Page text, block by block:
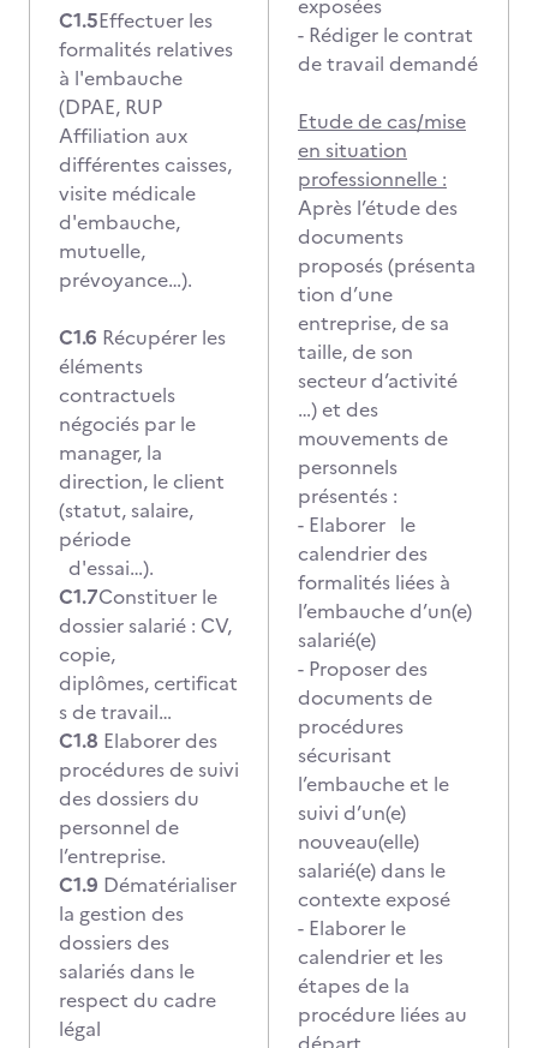
C1.5Effectuer les
formalités relatives
à l'embauche
(DPAE, RUP
Affiliation aux
différentes caisses,
visite médicale
d'embauche,
mutuelle,
prévoyance…).
C1.6 Récupérer les
éléments
contractuels
négociés par le
manager, la
direction, le client
(statut, salaire,
période
d'essai…).
C1.7Constituer le
dossier salarié : CV,
copie,
diplômes, certificat
s de travail…
C1.8 Elaborer des
procédures de suivi
des dossiers du
personnel de
l’entreprise.
C1.9 Dématérialiser
la gestion des
dossiers des
salariés dans le
respect du cadre
légal
exposées
- Rédiger le contrat
de travail demandé
Etude de cas/mise
en situation
professionnelle :
Après l’étude des
documents
proposés (présenta
tion d’une
entreprise, de sa
taille, de son
secteur d’activité
…) et des
mouvements de
personnels
présentés :
- Elaborer le
calendrier des
formalités liées à
l’embauche d’un(e)
salarié(e)
- Proposer des
documents de
procédures
sécurisant
l’embauche et le
suivi d’un(e)
nouveau(elle)
salarié(e) dans le
contexte exposé
- Elaborer le
calendrier et les
étapes de la
procédure liées au